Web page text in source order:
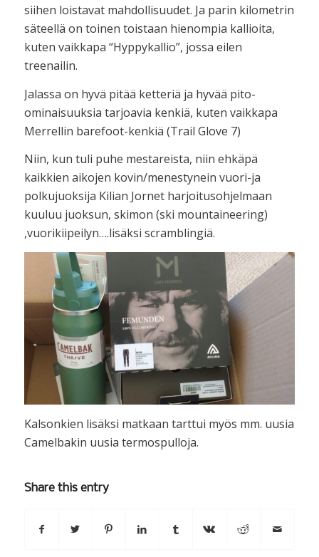
siihen loistavat mahdollisuudet. Ja parin kilometrin
säteellä on toinen toistaan hienompia kallioita,
kuten vaikkapa “Hyppykallio”, jossa eilen
treenailin.
Jalassa on hyvä pitää ketteriä ja hyvää pito-
ominaisuuksia tarjoavia kenkiä, kuten vaikkapa
Merrellin barefoot-kenkiä (Trail Glove 7)
Niin, kun tuli puhe mestareista, niin ehkäpä
kaikkien aikojen kovin/menestynein vuori-ja
polkujuoksija Kilian Jornet harjoitusohjelmaan
kuuluu juoksun, skimon (ski mountaineering)
,vuorikiipeilyn….lisäksi scramblingiä.
Kalsonkien lisäksi matkaan tarttui myös mm. uusia
Camelbakin uusia termospulloja.
Share this entry